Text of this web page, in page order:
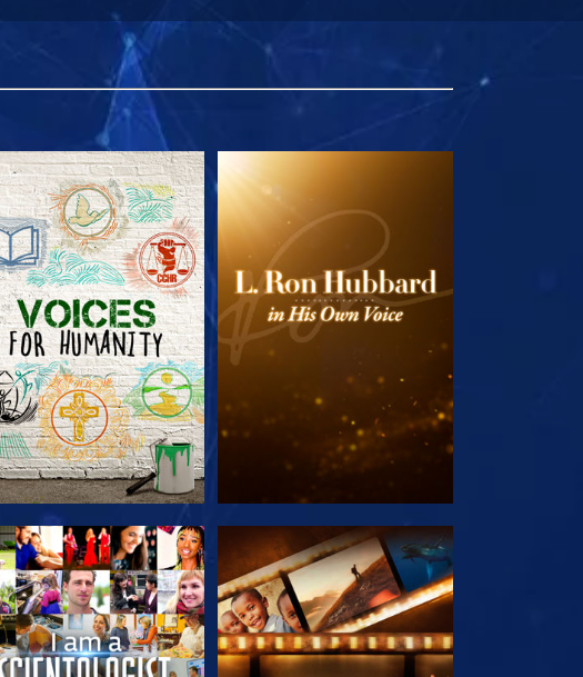
LES SÉRIES DÉCOUVRIR LES SÉRIES